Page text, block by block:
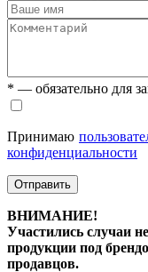
* — обязательно для
Принимаю
конфиденциальности
Отправить
ВНИМАНИЕ!
Участились случаи
продукции под
продавцов.